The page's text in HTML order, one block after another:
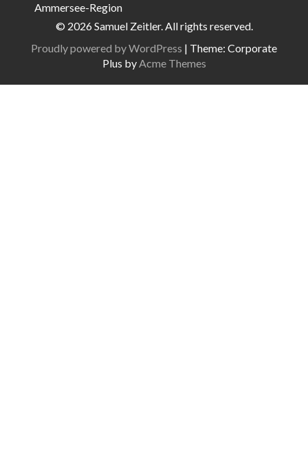
Ammersee-Region
© 2026 Samuel Zeitler. All rights reserved.
Proudly powered by WordPress | Theme: Corporate
Plus byAcme Themes